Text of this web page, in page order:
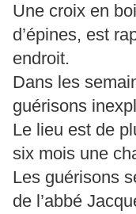
Une croix en
d’épines, est
endroit.
Dans les
guérisons
Le lieu est de
six mois une
Les guérisons
de l’abbé